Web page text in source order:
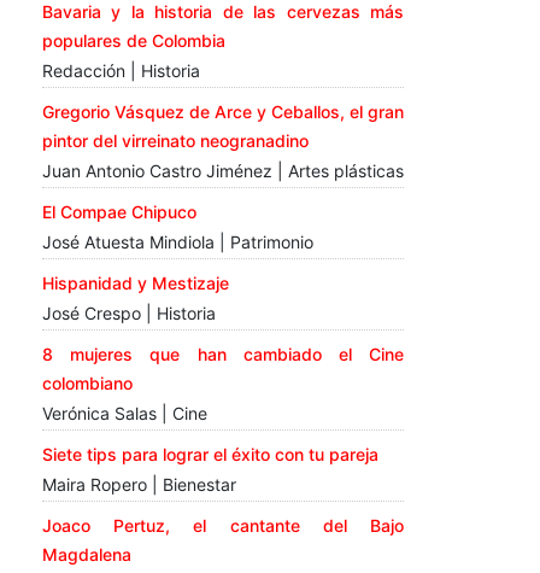
Bavaria y la historia de las cervezas más
populares de Colombia
Redacción | Historia
Gregorio Vásquez de Arce y Ceballos, el gran
pintor del virreinato neogranadino
Juan Antonio Castro Jiménez | Artes plásticas
El Compae Chipuco
José Atuesta Mindiola | Patrimonio
Hispanidad y Mestizaje
José Crespo | Historia
8 mujeres que han cambiado el Cine
colombiano
Verónica Salas | Cine
Siete tips para lograr el éxito con tu pareja
Maira Ropero | Bienestar
Joaco Pertuz, el cantante del Bajo
Magdalena